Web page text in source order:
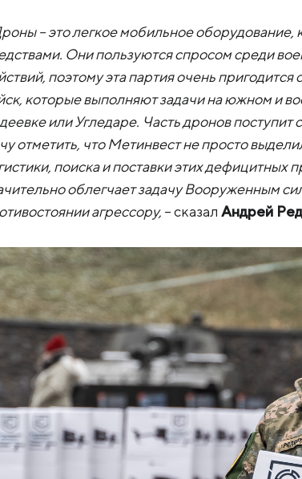
– это легкое мобильное
Они пользуются спросом среди
поэтому эта партия очень
которые выполняют задачи на южном и
или Угледаре. Часть дронов
отметить, что Метинвест не просто
поиска и поставки этих
облегчает задачу Вооруженным
агрессору, – сказал Андрей